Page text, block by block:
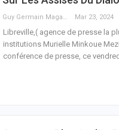
Guy Germain Maganga Nziengui Mar 23, 2024
Libreville,( agence de presse la
institutions Murielle Minkoue
conférence de presse, ce